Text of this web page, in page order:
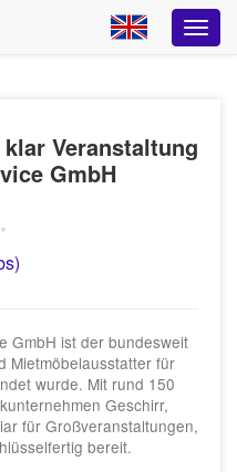
Veranstaltung
GmbH
GmbH ist der bundesweit
Mietmöbelausstatter für
wurde. Mit rund 150
Geschirr,
für Großveranstaltungen,
bereit.